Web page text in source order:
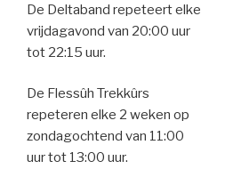
De Deltaband repeteert elke
vrijdagavond van 20:00 uur
tot 22:15 uur.
De Flessûh Trekkûrs
repeteren elke 2 weken op
zondagochtend van 11:00
uur tot 13:00 uur.